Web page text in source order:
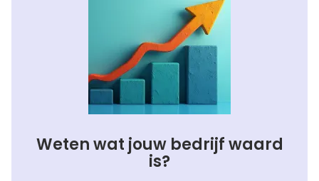
Weten wat jouw bedrijf waard
is?